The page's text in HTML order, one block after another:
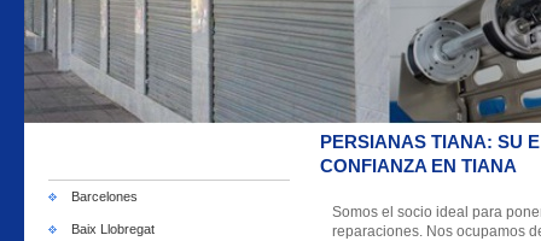
Barcelones
Baix Llobregat
PERSIANAS TIANA: SU
CONFIANZA EN TIANA
Somos el socio ideal para
reparaciones. Nos ocupamos